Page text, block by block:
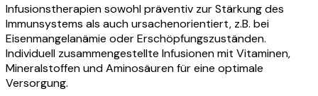
Infusionstherapien sowohl präventiv zur Stärkung des
Immunsystems als auch ursachenorientiert, z.B. bei
Eisenmangelanämie oder Erschöpfungszuständen.
Individuell zusammengestellte Infusionen mit Vitaminen,
Mineralstoffen und Aminosäuren für eine optimale
Versorgung.